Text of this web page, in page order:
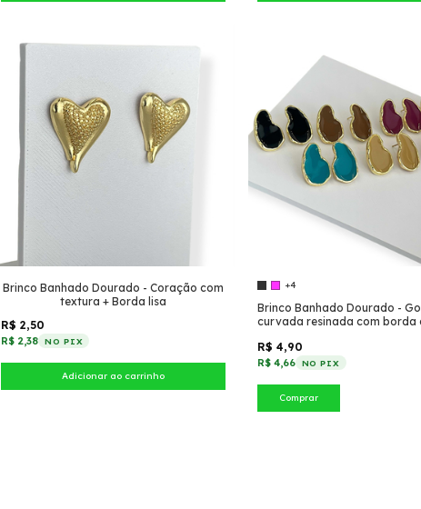
Brinco Banhado Dourado - Coração com
textura + Borda lisa
R$ 2,50
R$ 2,38 NO PIX
+4
Brinco Banhado Dourado -
curvada resinada com borda
R$ 4,90
R$ 4,66 NO PIX
Comprar